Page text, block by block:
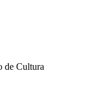
de Cultura